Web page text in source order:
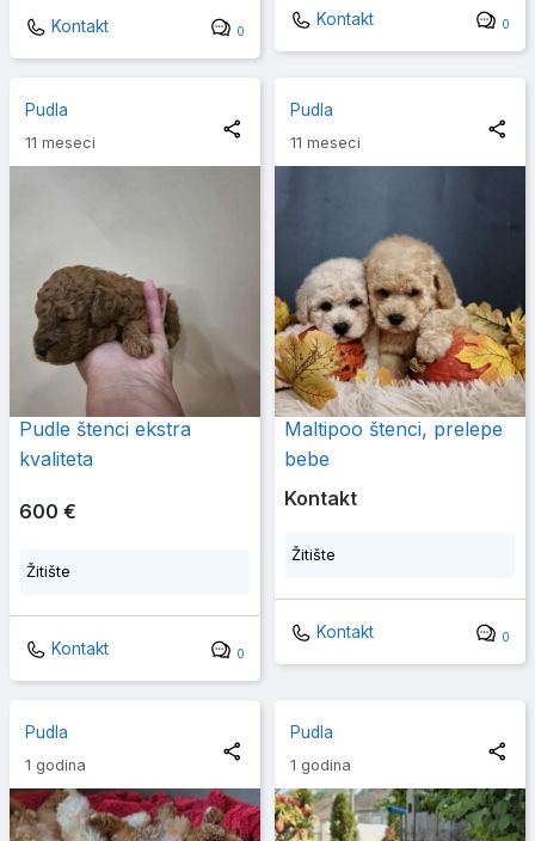
Kontakt 0
Kontakt 0
Pudla
11 meseci
Pudle štenci ekstra
kvaliteta
600 €
Žitište
Kontakt 0
Pudla
11 meseci
Maltipoo štenci, prelepe
bebe
Kontakt
Žitište
Kontakt 0
Pudla
1 godina
Pudla
1 godina